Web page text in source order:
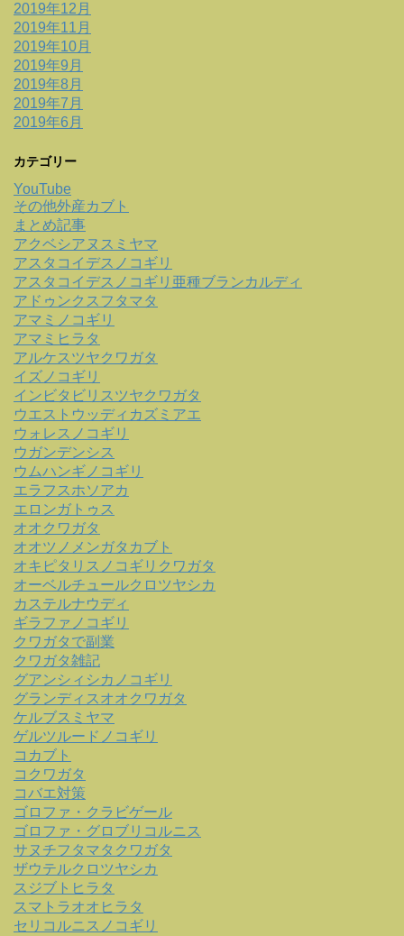
2019年12月
2019年11月
2019年10月
2019年9月
2019年8月
2019年7月
2019年6月
カテゴリー
YouTube
その他外産カブト
まとめ記事
アクベシアヌスミヤマ
アスタコイデスノコギリ
アスタコイデスノコギリ亜種ブランカルディ
アドゥンクスフタマタ
アマミノコギリ
アマミヒラタ
アルケスツヤクワガタ
イズノコギリ
インビタビリスツヤクワガタ
ウエストウッディカズミアエ
ウォレスノコギリ
ウガンデンシス
ウムハンギノコギリ
エラフスホソアカ
エロンガトゥス
オオクワガタ
オオツノメンガタカブト
オキピタリスノコギリクワガタ
オーベルチュールクロツヤシカ
カステルナウディ
ギラファノコギリ
クワガタで副業
クワガタ雑記
グアンシィシカノコギリ
グランディスオオクワガタ
ケルブスミヤマ
ゲルツルードノコギリ
コカブト
コクワガタ
コバエ対策
ゴロファ・クラビゲール
ゴロファ・グロブリコルニス
サヌチフタマタクワガタ
ザウテルクロツヤシカ
スジブトヒラタ
スマトラオオヒラタ
セリコルニスノコギリ